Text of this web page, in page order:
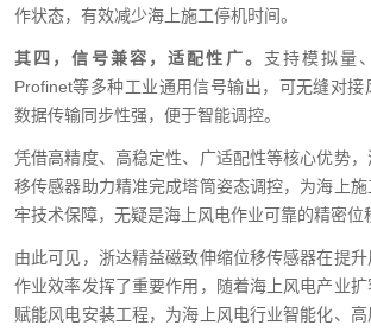
作状态，有效减少海上施工停机时间。
其四，信号兼容，适配性广。 支持模拟量、
Profinet等多种工业通用信号输出，可无缝对接
数据传输同步性强，便于智能调控。
凭借高精度、高稳定性、广适配性等核心优势
移传感器助力精准完成塔筒姿态调控，为海上
牢技术保障，无疑是海上风电作业可靠的精密位
由此可见，浙达精益磁致伸缩位移传感器在提
作业效率发挥了重要作用，随着海上风电产业
赋能风电安装工程，为海上风电行业智能化、